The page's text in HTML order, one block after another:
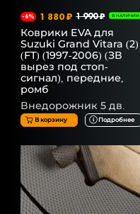
-6% 1 880 ₽ 1 990 ₽ В НАЛИЧИИ
Коврики EVA для
Suzuki Grand Vitara (2)
(FT) (1997-2006) (ЗВ
вырез под стоп-
сигнал), передние,
ромб
Внедорожник 5 дв.
В корзину Подробнее